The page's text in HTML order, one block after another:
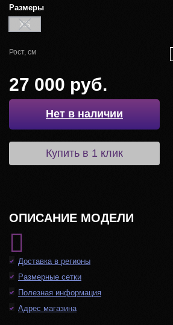
Размеры
XS
Рост, см
27 000 руб.
Нет в наличии
Купить в 1 клик
ОПИСАНИЕ МОДЕЛИ
Доставка в регионы
Размерные сетки
Полезная информация
Адрес магазина